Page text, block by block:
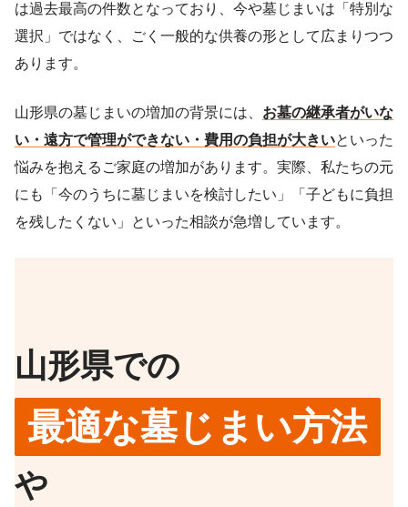
は過去最高の件数となっており、今や墓じまいは「特別な
選択」ではなく、ごく一般的な供養の形として広まりつつ
あります。
山形県の墓じまいの増加の背景には、 お墓の継承者がいな
い・遠方で管理ができない・費用の負担が大きいといった
悩みを抱えるご家庭の増加があります。実際、私たちの元
にも「今のうちに墓じまいを検討したい」「子どもに負担
を残したくない」といった相談が急増しています。
山形県での
最適な墓じまい方法
や